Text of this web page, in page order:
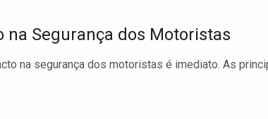
na Segurança dos Motoristas
na segurança dos motoristas é imediato. As